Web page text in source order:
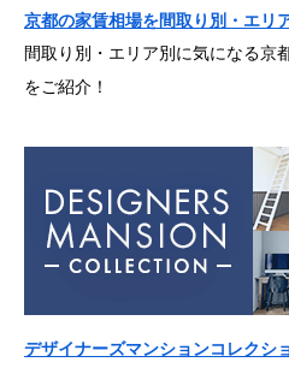
京都の家賃相場を間取り別・エリ
間取り別・エリア別に気になる京
をご紹介！
デザイナーズマンションコレクシ